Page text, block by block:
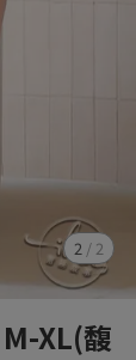
2 / 2
XL(馥